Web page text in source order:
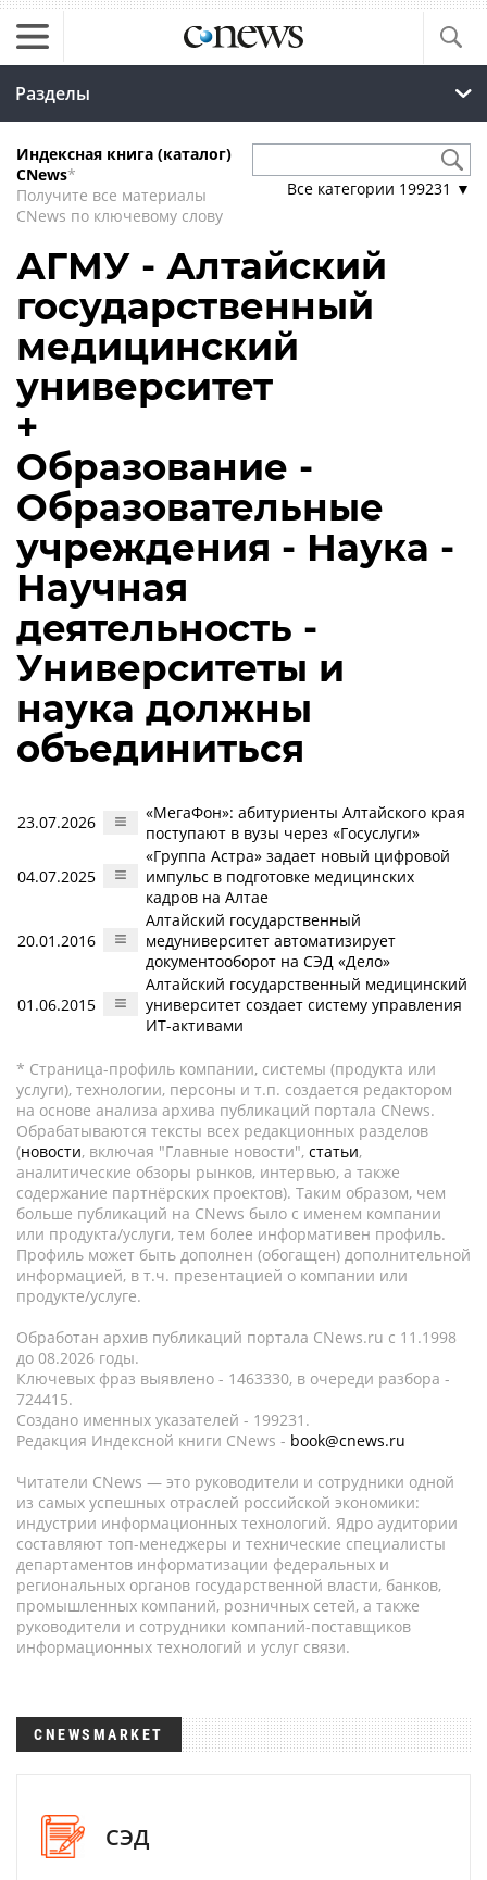
Разделы
Индексная книга (каталог)
CNews*
Получите все материалы
CNews по ключевому слову
Все категории 199231 ▼
АГМУ - Алтайский
государственный
медицинский
университет
+
Образование -
Образовательные
учреждения - Наука -
Научная
деятельность -
Университеты и
наука должны
объединиться
23.07.2026
«МегаФон»: абитуриенты Алтайского края
поступают в вузы через «Госуслуги»
04.07.2025
«Группа Астра» задает новый цифровой
импульс в подготовке медицинских
кадров на Алтае
20.01.2016
Алтайский государственный
медуниверситет автоматизирует
документооборот на СЭД «Дело»
01.06.2015
Алтайский государственный медицинский
университет создает систему управления
ИТ-активами
* Страница-профиль компании, системы (продукта или
услуги), технологии, персоны и т.п. создается редактором
на основе анализа архива публикаций портала CNews.
Обрабатываются тексты всех редакционных разделов
(новости, включая "Главные новости", статьи,
аналитические обзоры рынков, интервью, а также
содержание партнёрских проектов). Таким образом, чем
больше публикаций на CNews было с именем компании
или продукта/услуги, тем более информативен профиль.
Профиль может быть дополнен (обогащен) дополнительной
информацией, в т.ч. презентацией о компании или
продукте/услуге.
Обработан архив публикаций портала CNews.ru c 11.1998
до 08.2026 годы.
Ключевых фраз выявлено - 1463330, в очереди разбора -
724415.
Создано именных указателей - 199231.
Редакция Индексной книги CNews - book@cnews.ru
Читатели CNews — это руководители и сотрудники одной
из самых успешных отраслей российской экономики:
индустрии информационных технологий. Ядро аудитории
составляют топ-менеджеры и технические специалисты
департаментов информатизации федеральных и
региональных органов государственной власти, банков,
промышленных компаний, розничных сетей, а также
руководители и сотрудники компаний-поставщиков
информационных технологий и услуг связи.
CNEWSMARKET
СЭД